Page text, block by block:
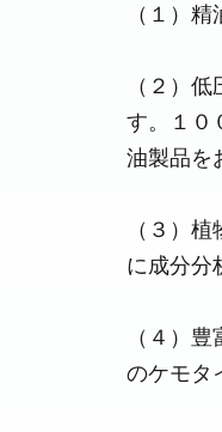
（１）
（２）
す。１０
油製品を
（３）
に成分分
（４）
のケモタ